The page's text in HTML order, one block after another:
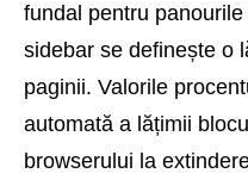
fundal pentru
sidebar se definește o
paginii. Valorile
automată a lățimii
browserului la